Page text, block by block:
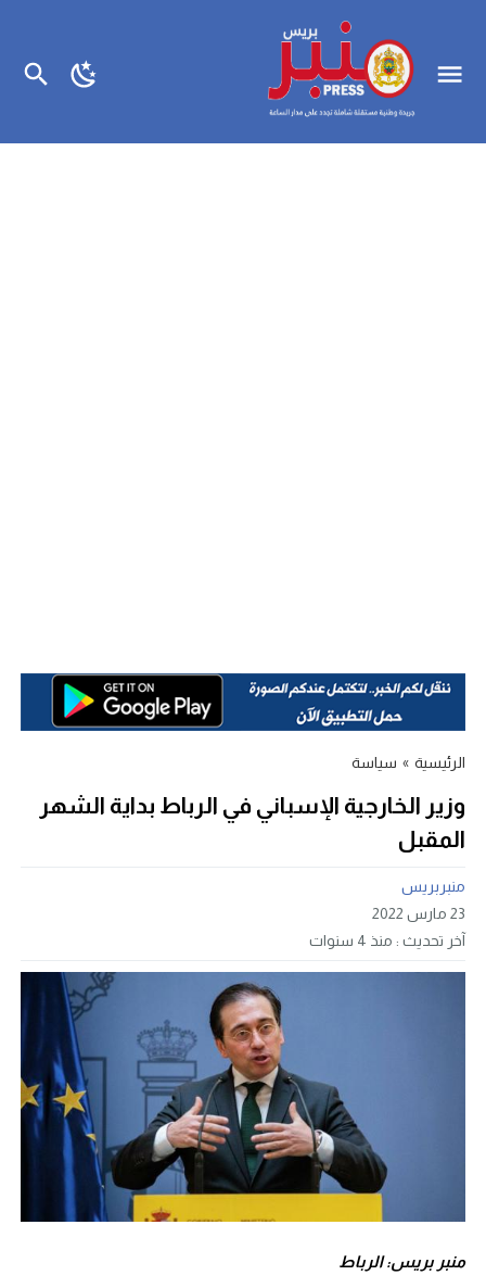
الرئيسية » سياسة
وزير الخارجية الإسباني في الرباط بداية الشهر
المقبل
منبربريس
23 مارس 2022
آخر تحديث : منذ 4 سنوات
منبر بريس: الرباط